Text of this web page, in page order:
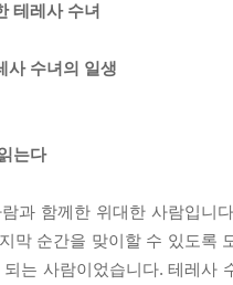
테레사 수녀
사 수녀의 일생
는다
과 함께한 위대한 사람입니
막 순간을 맞이할 수 있도록
는 사람이었습니다. 테레